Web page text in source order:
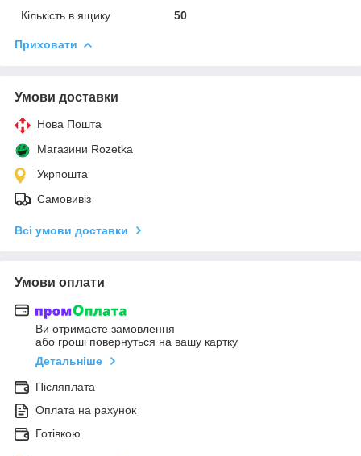
Кількість в ящику
50
Приховати
Умови доставки
Нова Пошта
Магазини Rozetka
Укрпошта
Самовивіз
Всі умови доставки
Умови оплати
Ви отримаєте замовлення
або гроші повернуться на вашу картку
Детальніше
Післяплата
Оплата на рахунок
Готівкою